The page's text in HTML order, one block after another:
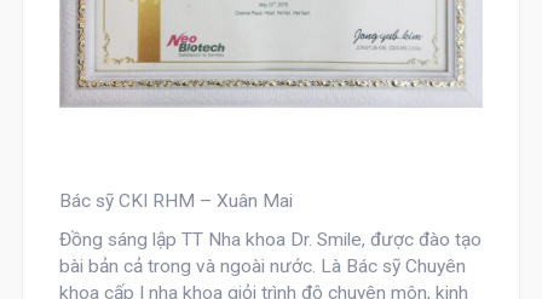
Bác sỹ CKI RHM – Xuân Mai
Đồng sáng lập TT Nha khoa Dr. Smile, được đào tạo
bài bản cả trong và ngoài nước. Là Bác sỹ Chuyên
khoa cấp I nha khoa giỏi trình độ chuyên môn, kinh